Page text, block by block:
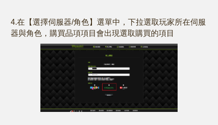
4.在【選擇伺服器/角色】選單中，下拉選取玩家所在伺服
器與角色，購買品項項目會出現選取購買的項目